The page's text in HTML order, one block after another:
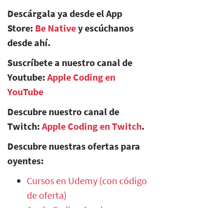
Descárgala ya desde el App
Store: Be Nativey escúchanos
desde ahí.
Suscríbete a nuestro canal de
Youtube: Apple Coding en
YouTube
Descubre nuestro canal de
Twitch: Apple Coding en Twitch.
Descubre nuestras ofertas para
oyentes:
Cursos en Udemy (con código
de oferta)